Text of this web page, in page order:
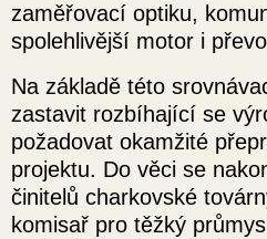
zaměřovací optiku,
spolehlivější motor i
Na základě této
zastavit rozbíhající se
požadovat okamžité
projektu. Do věci se
činitelů charkovské
komisař pro těžký